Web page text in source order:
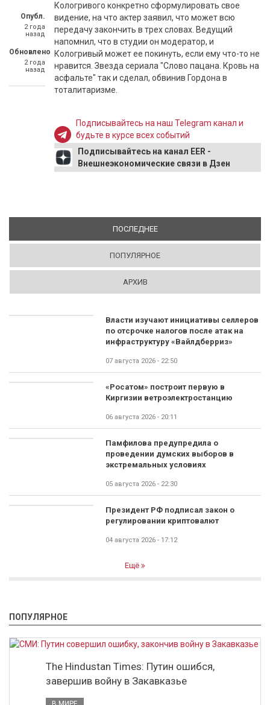
Опубл.
2 года
назад
Обновлено
2 года
назад
Кологривого конкретно сформулировать свое
видение, на что актер заявил, что может всю
передачу закончить в трех словах. Ведущий
напомнил, что в студии он модератор, и
Кологривый может ее покинуть, если ему что-то не
нравится. Звезда сериала "Слово пацана. Кровь на
асфальте" так и сделал, обвинив Гордона в
тоталитаризме.
Подписывайтесь на наш Telegram канал и
будьте в курсе всех событий
Подписывайтесь на канал EER -
Внешнеэкономические связи в Дзен
ПОСЛЕДНЕЕ(АКТИВНАЯ ВКЛАДКА)
ПОПУЛЯРНОЕ
АРХИВ
Власти изучают инициативы селлеров
по отсрочке налогов после атак на
инфраструктуру «Вайлдберриз»
07 августа 2026 - 22:50
«Росатом» построит первую в
Киргизии ветроэлектростанцию
06 августа 2026 - 20:11
Памфилова предупредила о
проведении думских выборов в
экстремальных условиях
05 августа 2026 - 22:30
Президент РФ подписал закон о
регулировании криптовалют
04 августа 2026 - 17:12
Ещё
ПОПУЛЯРНОЕ
The Hindustan Times: Путин ошибся,
завершив войну в Закавказье